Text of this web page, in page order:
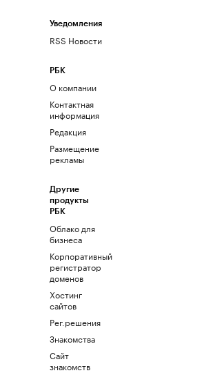
Уведомления
RSS Новости
РБК
О компании
Контактная
информация
Редакция
Размещение
рекламы
Другие
продукты
РБК
Облако для
бизнеса
Корпоративный
регистратор
доменов
Хостинг
сайтов
Рег.решения
Знакомства
Сайт
знакомств